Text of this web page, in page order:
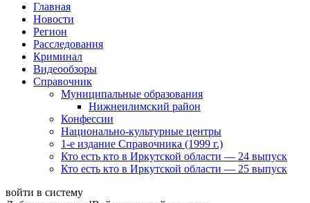
Главная
Новости
Регион
Расследования
Криминал
Видеообзоры
Справочник
Муниципальные образования
Нижнеилимский район
Конфессии
Национально-культурные центры
1-е издание Справочника (1999 г.)
Кто есть кто в Иркутской области — 24 выпуск
Кто есть кто в Иркутской области — 25 выпуск
войти в систему